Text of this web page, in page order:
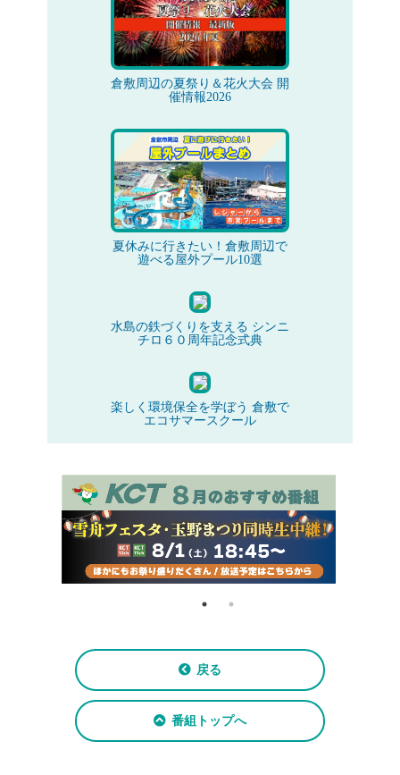
倉敷周辺の夏祭り＆花火大会 開
催情報2026
夏休みに行きたい！倉敷周辺で
遊べる屋外プール10選
水島の鉄づくりを支える シンニ
チロ６０周年記念式典
楽しく環境保全を学ぼう 倉敷で
エコサマースクール
戻る
番組トップへ